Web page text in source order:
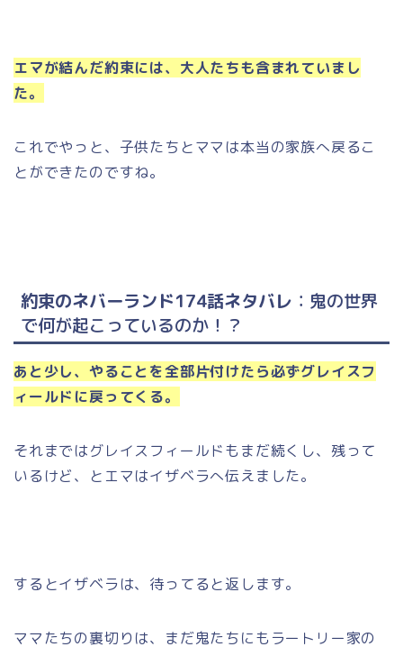
エマが結んだ約束には、大人たちも含まれていまし
た。
これでやっと、子供たちとママは本当の家族へ戻るこ
とができたのですね。
約束のネバーランド174話ネタバレ ：鬼の世界
で何が起こっているのか！？
あと少し、やることを全部片付けたら必ずグレイスフ
ィールドに戻ってくる。
それまではグレイスフィールドもまだ続くし、残って
いるけど、とエマはイザベラへ伝えました。
するとイザベラは、待ってると返します。
ママたちの裏切りは、まだ鬼たちにもラートリー家の